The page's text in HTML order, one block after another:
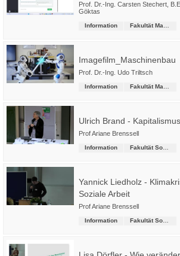
Prof. Dr.-Ing. Carsten Stechert
Göktas
Information
Imagefilm_Maschinenbau
Prof. Dr.-Ing. Udo Triltsch
Information
Ulrich Brand -
Prof Ariane Brenssell
Information
Yannick Liedholz -
Soziale Arbeit
Prof Ariane Brenssell
Information